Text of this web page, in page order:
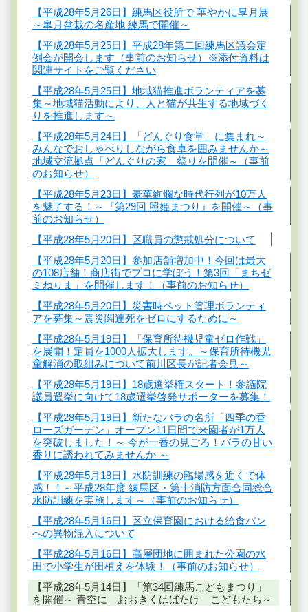
【平成28年5月26日】練馬区役所で 華やかに皐月展
～皐月盆栽の名産地 練馬で開催～
【平成28年5月25日】平成28年第二回練馬区議会定
例会が開会します（事前のお知らせ）※添付資料は
関連サイトをご覧ください
【平成28年5月25日】地域猫推進ボランティアを募
集～地域猫活動により、人と猫が共生する地域づく
りを推進します～
【平成28年5月24日】「どんぐり食堂」に集まれ～
みんなでおしゃべりしながら食卓を囲みませんか～
地域交流拠点「どんぐりの家」祭りを開催～（事前
のお知らせ）
【平成28年5月23日】豪華絢爛な時代行列が10万人
を魅了する！～『第29回 照姫まつり』を開催～（事
前のお知らせ）
【平成28年5月20日】区職員の懲戒処分について
【平成28年5月20日】参加店舗増加中！今回は最大
の108店舗！商店街でプロに学ぼう！第3回「まちゼ
ミねりま」を開催します！（事前のお知らせ）
【平成28年5月20日】災害時ペット管理ボランティ
アを募集～震災関連死をゼロにするために～
【平成28年5月19日】「保育所待機児童ゼロ作戦」
を展開！定員を1000人拡大します。～保育所待機児
童解消の取組みについて前川区長が記者会見～
【平成28年5月19日】18歳選挙権スタート！参議院
議員選挙に向けて18歳選挙啓発サポーターを募集！
【平成28年5月19日】新たなバラの名所「四季の香
ローズガーデン」オープン11日間で来園者が1万人
を突破しました！～ 今が一番の見ごろ！バラの甘い
香りに誘われてみませんか ～
【平成28年5月18日】水防訓練の臨場感を近くで体
感！！～平成28年度 練馬区・第十消防方面合同総合
水防訓練を実施します～（事前のお知らせ）
【平成28年5月16日】区立保育園における給食パン
への異物混入について
【平成28年5月16日】高層団地に囲まれた公園の水
田で小学生が田植えを体験！（事前のお知らせ）
【平成28年5月14日】「第34回練馬こどもまつり」
を開催～ 青空に おおきくはばたけ こどもたち～